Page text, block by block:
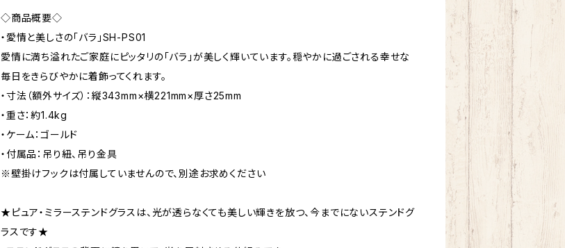
◇商品概要◇
・愛情と美しさの「バラ」SH-PS01
愛情に満ち溢れたご家庭にピッタリの「バラ」が美しく輝いています。穏やかに過ごされる幸せな
毎日をきらびやかに着飾ってくれます。
・寸法（額外サイズ）：縦343mm×横221mm×厚さ25mm
・重さ：約1.4kg
・ケーム：ゴールド
・付属品：吊り紐、吊り金具
※壁掛けフックは付属していませんので、別途お求めください
★ピュア・ミラーステンドグラスは、光が透らなくても美しい輝きを放つ、今までにないステンドグ
ラスです★